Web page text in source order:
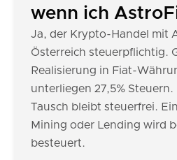
wenn ich
Ja, der Krypto-Handel mit
Österreich steuerpflichtig.
Realisierung in Fiat-
unterliegen 27,5%
Tausch bleibt steuerfrei.
Mining oder Lending wird
besteuert.